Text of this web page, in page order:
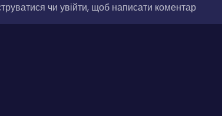
чи увійти, щоб написати коментар